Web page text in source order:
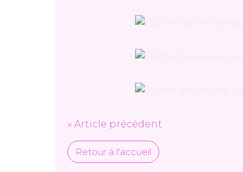
« Article précédent
Retour à l'accueil